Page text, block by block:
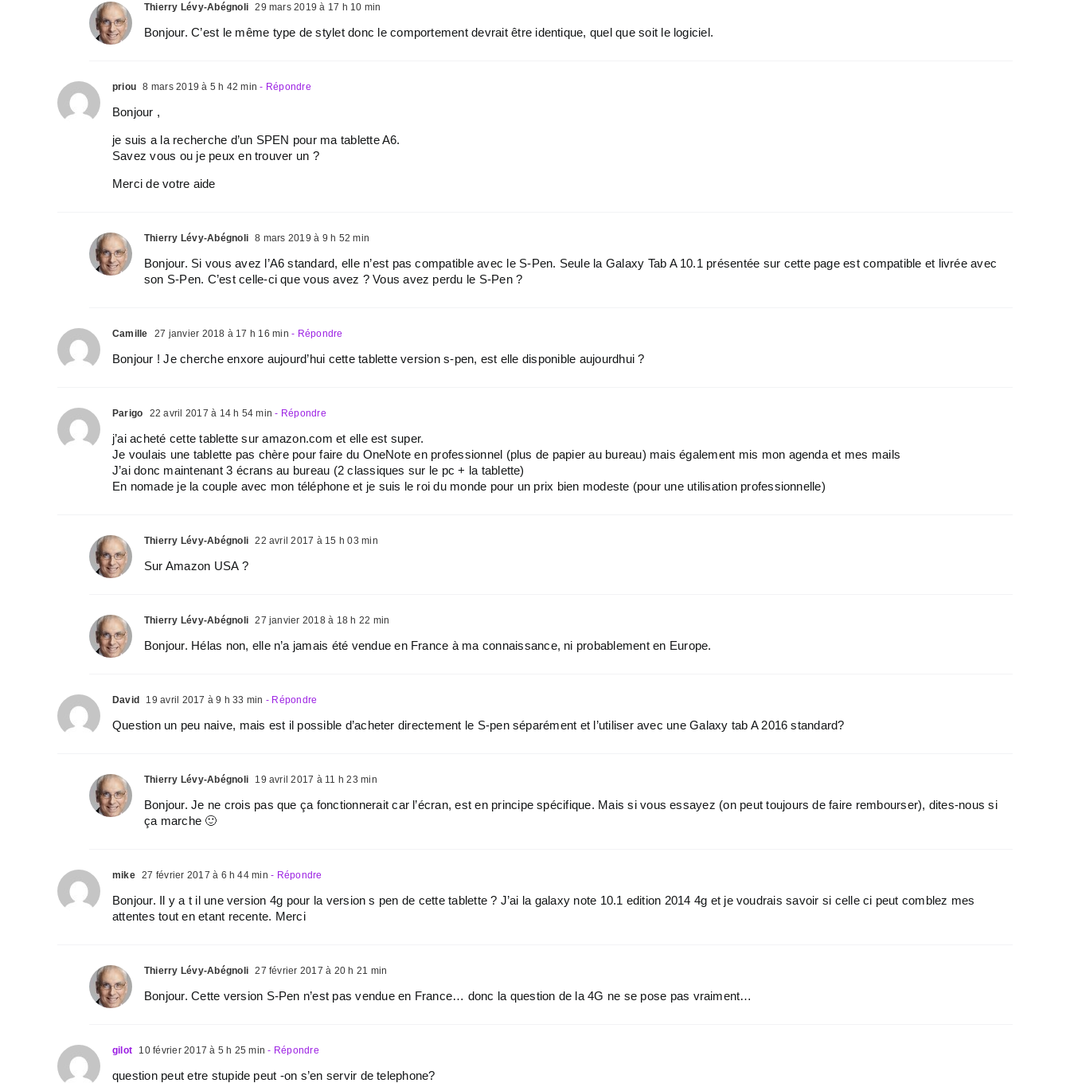
Thierry Lévy-Abégnoli 29 mars 2019 à 17 h 10 min
Bonjour. C’est le même type de stylet donc le comportement devrait être identique, quel que soit le logiciel.
priou 8 mars 2019 à 5 h 42 min - Répondre
Bonjour ,
je suis a la recherche d’un SPEN pour ma tablette A6.
Savez vous ou je peux en trouver un ?
Merci de votre aide
Thierry Lévy-Abégnoli 8 mars 2019 à 9 h 52 min
Bonjour. Si vous avez l’A6 standard, elle n’est pas compatible avec le S-Pen. Seule la Galaxy Tab A 10.1 présentée sur cette page est compatible et livrée avec
son S-Pen. C’est celle-ci que vous avez ? Vous avez perdu le S-Pen ?
Camille 27 janvier 2018 à 17 h 16 min - Répondre
Bonjour ! Je cherche enxore aujourd’hui cette tablette version s-pen, est elle disponible aujourdhui ?
Parigo 22 avril 2017 à 14 h 54 min - Répondre
j’ai acheté cette tablette sur amazon.com et elle est super.
Je voulais une tablette pas chère pour faire du OneNote en professionnel (plus de papier au bureau) mais également mis mon agenda et mes mails
J’ai donc maintenant 3 écrans au bureau (2 classiques sur le pc + la tablette)
En nomade je la couple avec mon téléphone et je suis le roi du monde pour un prix bien modeste (pour une utilisation professionnelle)
Thierry Lévy-Abégnoli 22 avril 2017 à 15 h 03 min
Sur Amazon USA ?
Thierry Lévy-Abégnoli 27 janvier 2018 à 18 h 22 min
Bonjour. Hélas non, elle n’a jamais été vendue en France à ma connaissance, ni probablement en Europe.
David 19 avril 2017 à 9 h 33 min - Répondre
Question un peu naive, mais est il possible d’acheter directement le S-pen séparément et l’utiliser avec une Galaxy tab A 2016 standard?
Thierry Lévy-Abégnoli 19 avril 2017 à 11 h 23 min
Bonjour. Je ne crois pas que ça fonctionnerait car l’écran, est en principe spécifique. Mais si vous essayez (on peut toujours de faire rembourser), dites-nous si
ça marche 🙂
mike 27 février 2017 à 6 h 44 min - Répondre
Bonjour. Il y a t il une version 4g pour la version s pen de cette tablette ? J’ai la galaxy note 10.1 edition 2014 4g et je voudrais savoir si celle ci peut comblez mes
attentes tout en etant recente. Merci
Thierry Lévy-Abégnoli 27 février 2017 à 20 h 21 min
Bonjour. Cette version S-Pen n’est pas vendue en France… donc la question de la 4G ne se pose pas vraiment…
gilot 10 février 2017 à 5 h 25 min - Répondre
question peut etre stupide peut -on s’en servir de telephone?